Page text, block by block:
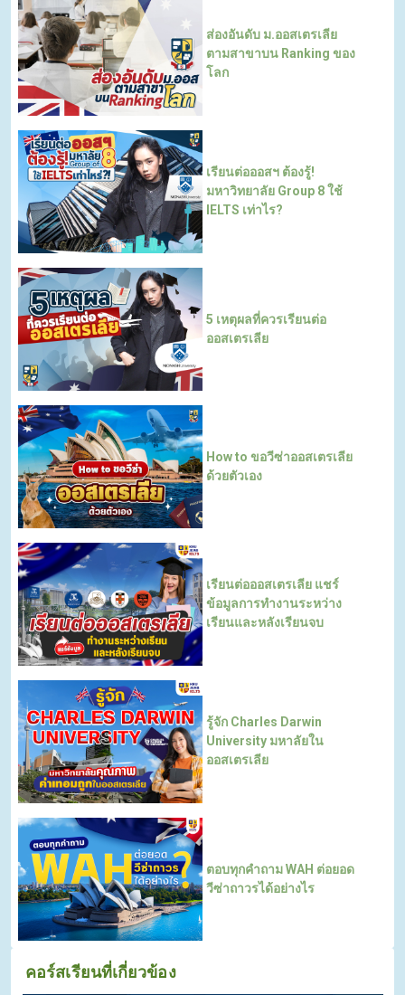
ส่องอันดับ ม.ออสเตรเลีย
ตามสาขาบน Ranking ของ
โลก
เรียนต่อออสฯ ต้องรู้!
มหาวิทยาลัย Group 8 ใช้
IELTS เท่าไร?
5 เหตุผลที่ควรเรียนต่อ
ออสเตรเลีย
How to ขอวีซ่าออสเตรเลีย
ด้วยตัวเอง
เรียนต่อออสเตรเลีย แชร์
ข้อมูลการทำงานระหว่าง
เรียนและหลังเรียนจบ
รู้จัก Charles Darwin
University มหาลัยใน
ออสเตรเลีย
ตอบทุกคำถาม WAH ต่อยอด
วีซ่าถาวรได้อย่างไร
คอร์สเรียนที่เกี่ยวข้อง